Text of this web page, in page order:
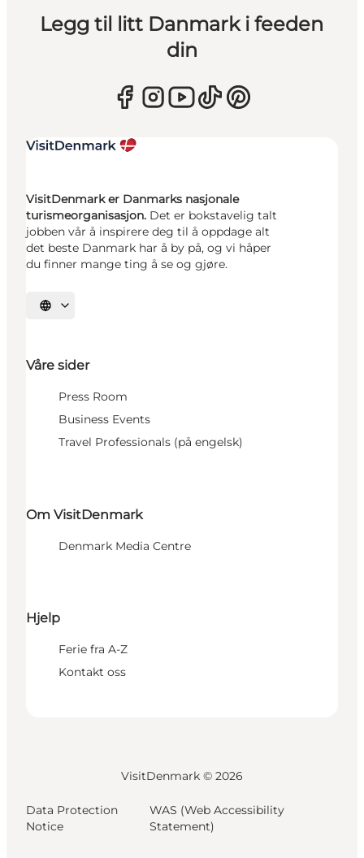
Legg til litt Danmark i feeden
din
VisitDenmark er Danmarks nasjonale
turismeorganisasjon. Det er bokstavelig talt
jobben vår å inspirere deg til å oppdage alt
det beste Danmark har å by på, og vi håper
du finner mange ting å se og gjøre.
Velg språk
Våre sider
Press Room
Business Events
Travel Professionals (på engelsk)
Om VisitDenmark
Denmark Media Centre
Hjelp
Ferie fra A-Z
Kontakt oss
VisitDenmark © 2026
Data Protection
Notice
WAS (Web Accessibility
Statement)